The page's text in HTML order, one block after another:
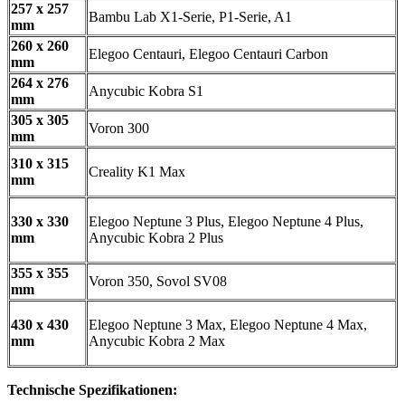
257 x 257
mm
Bambu Lab X1-Serie, P1-Serie, A1
260 x 260
mm
Elegoo Centauri, Elegoo Centauri Carbon
264 x 276
mm
Anycubic Kobra S1
305 x 305
mm
Voron 300
310 x 315
mm
Creality K1 Max
330 x 330
mm
Elegoo Neptune 3 Plus, Elegoo Neptune 4 Plus,
Anycubic Kobra 2 Plus
355 x 355
mm
Voron 350, Sovol SV08
430 x 430
mm
Elegoo Neptune 3 Max, Elegoo Neptune 4 Max,
Anycubic Kobra 2 Max
Technische Spezifikationen: